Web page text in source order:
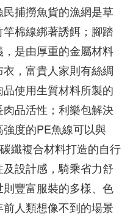
捕撈魚貨的漁網是草
棉線綁著誘餌；腳踏
是由厚重的金屬材料
，富貴人家則有絲綢
使用生質材料所製的
品活性；利樂包解決
度的PE魚線可以與
纖複合材料打造的自行
設計感，騎乘省力舒
豐富服裝的多樣、色
人類想像不到的場景